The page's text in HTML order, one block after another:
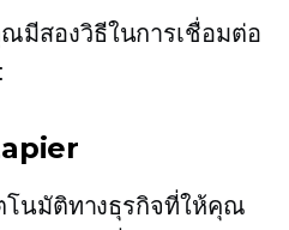
มีสองวิธีในการเชื่อมต่อ
โนมัติทางธุรกิจที่ให้คุณ